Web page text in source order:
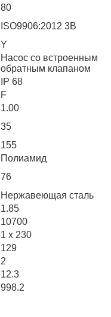
80
ISO9906:2012 3B
Y
Насос со встроенным
обратным клапаном
IP 68
F
1.00
35
155
Полиамид
76
Нержавеющая сталь
1.85
10700
1 х 230
129
2
12.3
998.2